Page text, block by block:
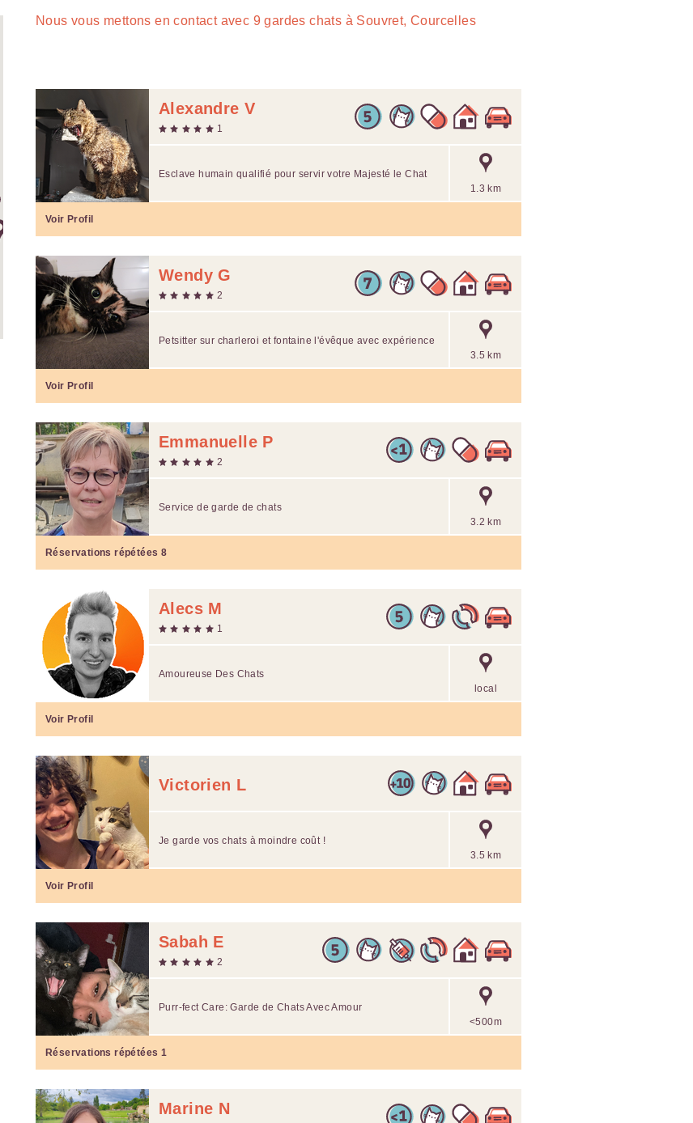
Nous vous mettons en contact avec 9 gardes chats à Souvret, Courcelles
Alexandre V
1
1.3 km
Esclave humain qualifié pour servir votre Majesté le Chat
Voir Profil
Wendy G
2
3.5 km
Petsitter sur charleroi et fontaine l'évêque avec expérience
Voir Profil
Emmanuelle P
2
3.2 km
Service de garde de chats
Réservations répétées 8
Alecs M
1
local
Amoureuse Des Chats
Voir Profil
Victorien L
3.5 km
Je garde vos chats à moindre coût !
Voir Profil
Sabah E
2
<500m
Purr-fect Care: Garde de Chats Avec Amour
Réservations répétées 1
Marine N